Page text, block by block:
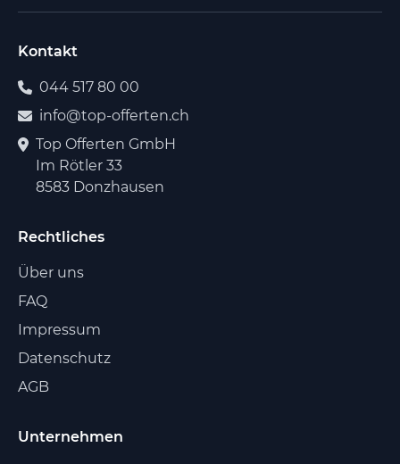
Kontakt
044 517 80 00
info@top-offerten.ch
Top Offerten GmbH
Im Rötler 33
8583 Donzhausen
Rechtliches
Über uns
FAQ
Impressum
Datenschutz
AGB
Unternehmen